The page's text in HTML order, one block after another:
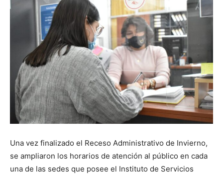
Una vez finalizado el Receso Administrativo de Invierno,
se ampliaron los horarios de atención al público en cada
una de las sedes que posee el Instituto de Servicios